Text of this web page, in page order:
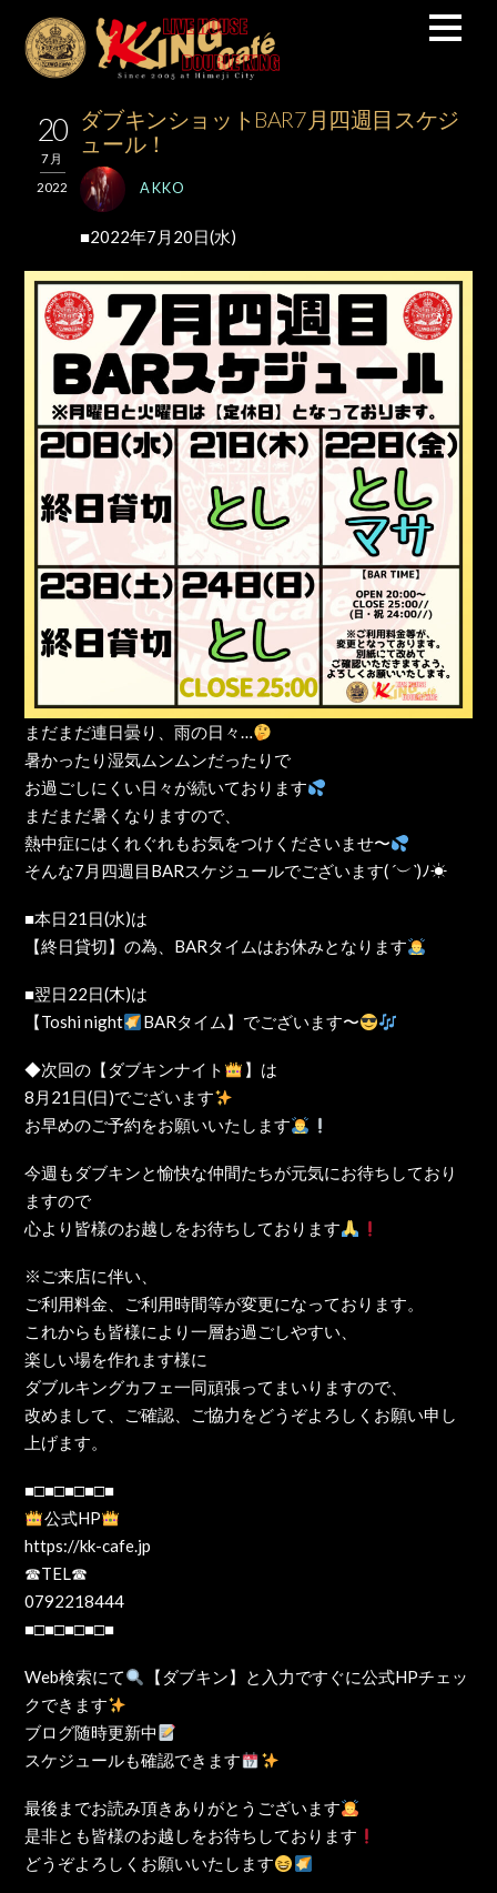
20
7月
2022
ダブキンショットBAR7月四週目スケジ
ュール！
AKKO
■2022年7月20日(水)
まだまだ連日曇り、雨の日々…
暑かったり湿気ムンムンだったりで
お過ごしにくい日々が続いております
まだまだ暑くなりますので、
熱中症にはくれぐれもお気をつけくださいませ〜
そんな7月四週目BARスケジュールでございます( ´︶`)ﾉ☀
■本日21日(水)は
【終日貸切】の為、BARタイムはお休みとなります
■翌日22日(木)は
【Toshi night
BARタイム】でございます〜
◆次回の【ダブキンナイト
】は
8月21日(日)でございます
お早めのご予約をお願いいたします
今週もダブキンと愉快な仲間たちが元気にお待ちしており
ますので
心より皆様のお越しをお待ちしております
※ご来店に伴い、
ご利用料金、ご利用時間等が変更になっております。
これからも皆様により一層お過ごしやすい、
楽しい場を作れます様に
ダブルキングカフェ一同頑張ってまいりますので、
改めまして、ご確認、ご協力をどうぞよろしくお願い申し
上げます。
■□■□■□■□■
公式HP
https://kk-cafe.jp
☎TEL☎
0792218444
■□■□■□■□■
Web検索にて
【ダブキン】と入力ですぐに公式HPチェッ
クできます
ブログ随時更新中
スケジュールも確認できます
最後までお読み頂きありがとうございます
是非とも皆様のお越しをお待ちしております
どうぞよろしくお願いいたします